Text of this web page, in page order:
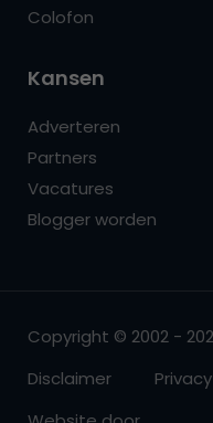
Colofon
Kansen
Adverteren
Partners
Vacatures
Blogger worden
Copyright © 2002 -
Disclaimer